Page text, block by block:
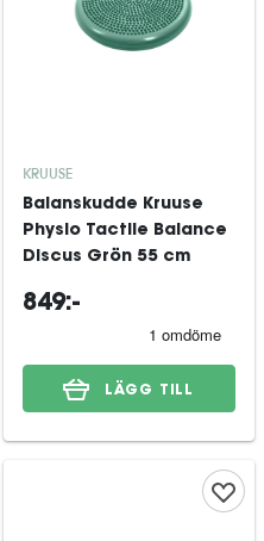
KRUUSE
Balanskudde Kruuse
Physio Tactile Balance
Discus Grön 55 cm
849:-
LÄGG TILL